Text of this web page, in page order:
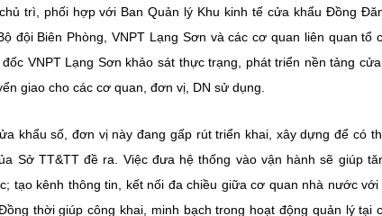
trì, phối hợp với Ban Quản lý Khu kinh tế cửa khẩu Đồng
đội Biên Phòng, VNPT Lạng Sơn và các cơ quan liên quan tổ
VNPT Lạng Sơn khảo sát thực trạng, phát triển nền tảng cửa
giao cho các cơ quan, đơn vị, DN sử dụng.
khẩu số, đơn vị này đang gấp rút triển khai, xây dựng để có
Sở TT&TT đề ra. Việc đưa hệ thống vào vận hành sẽ giúp
tạo kênh thông tin, kết nối đa chiều giữa cơ quan nhà nước với
thời giúp công khai, minh bạch trong hoạt động quản lý tại